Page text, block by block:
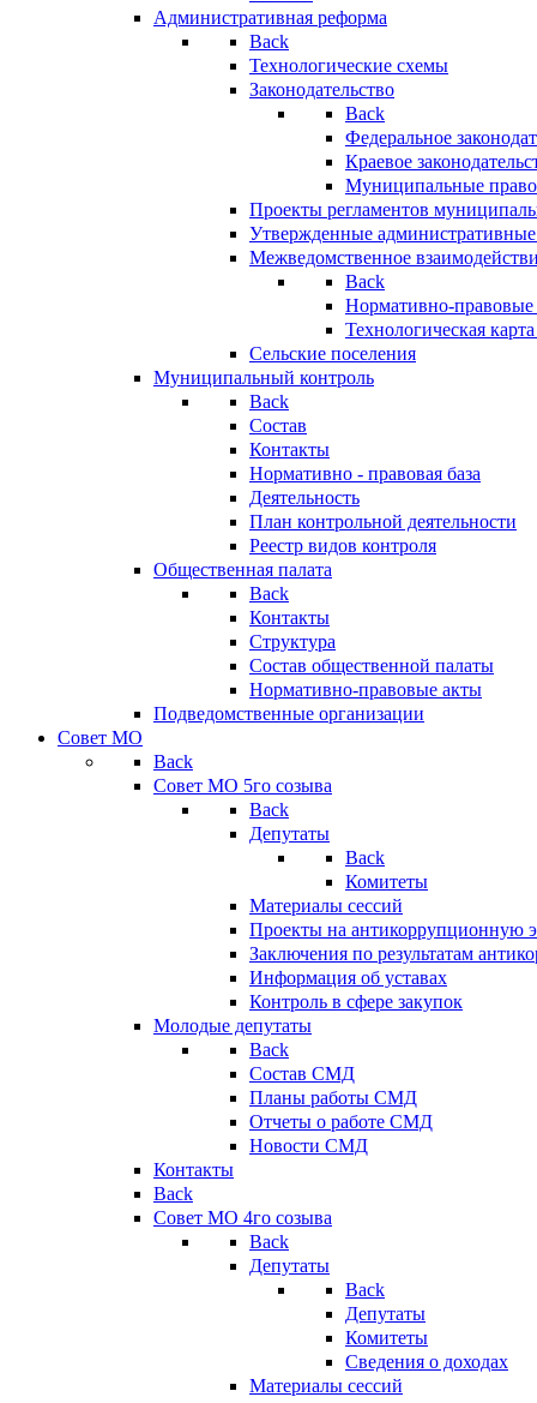
Административная реформа
Back
Технологические схемы
Законодательство
Back
Федеральное
Краевое
Муниципальные
Проекты регламентов
Утвержденные
Межведомственное
Back
Нормативно-правовые
Технологическая
Сельские поселения
Муниципальный контроль
Back
Состав
Контакты
Нормативно - правовая база
Деятельность
План контрольной деятельности
Реестр видов контроля
Общественная палата
Back
Контакты
Структура
Состав общественной палаты
Нормативно-правовые акты
Подведомственные организации
Совет МО
Back
Совет МО 5го созыва
Back
Депутаты
Back
Комитеты
Материалы сессий
Проекты на антикоррупционную
Заключения по результатам
Информация об уставах
Контроль в сфере закупок
Молодые депутаты
Back
Состав СМД
Планы работы СМД
Отчеты о работе СМД
Новости СМД
Контакты
Back
Совет МО 4го созыва
Back
Депутаты
Back
Депутаты
Комитеты
Сведения о доходах
Материалы сессий